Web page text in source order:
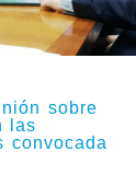
sobre
las
convocada